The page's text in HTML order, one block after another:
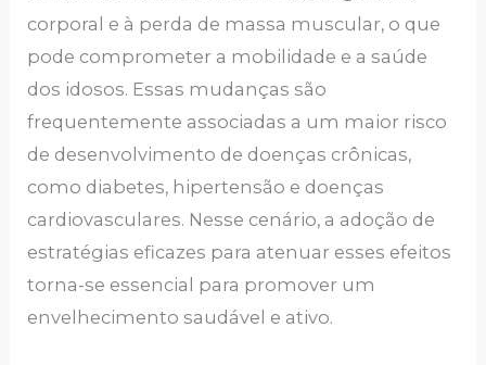
corporal e à perda de massa muscular, o que
pode comprometer a mobilidade e a saúde
dos idosos. Essas mudanças são
frequentemente associadas a um maior risco
de desenvolvimento de doenças crônicas,
como diabetes, hipertensão e doenças
cardiovasculares. Nesse cenário, a adoção de
estratégias eficazes para atenuar esses efeitos
torna-se essencial para promover um
envelhecimento saudável e ativo.